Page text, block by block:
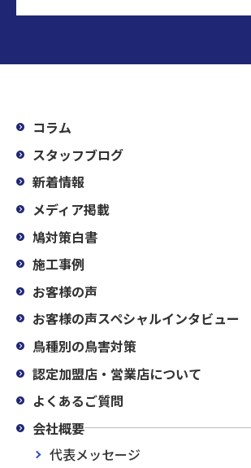
コラム
スタッフブログ
新着情報
メディア掲載
鳩対策白書
施工事例
お客様の声
お客様の声スペシャルインタビュー
鳥種別の鳥害対策
認定加盟店・営業店について
よくあるご質問
会社概要
代表メッセージ